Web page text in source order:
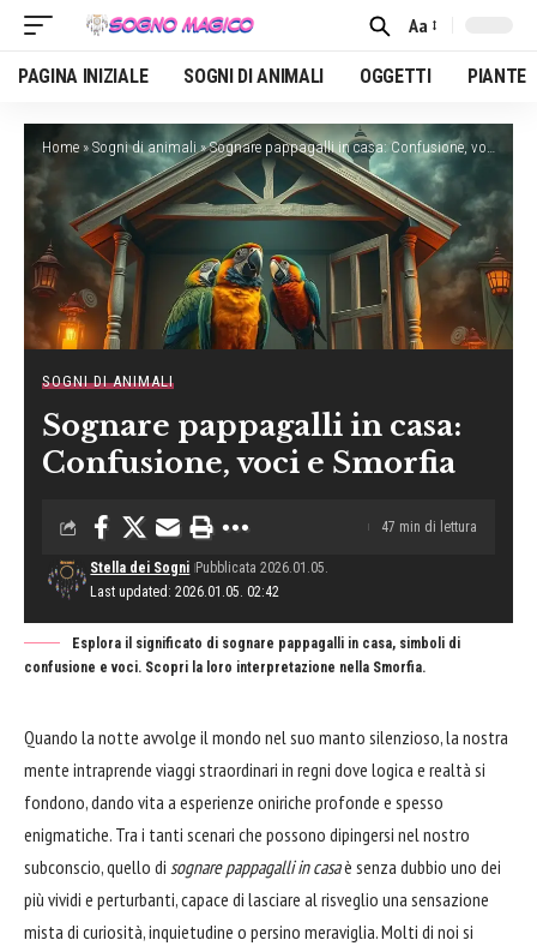
Font
Resizer
Aa
PAGINA INIZIALE SOGNI DI ANIMALI OGGETTI PIANTE
Home » Sogni di animali»Sognare pappagalli in casa: Confusione, voci e Smorfia
SOGNI DI ANIMALI
Sognare pappagalli in casa:
Confusione, voci e Smorfia
Last updated: 2026.01.05. 02:42
Stella dei Sogni Pubblicata 2026.01.05.
47 min di lettura
Esplora il significato di sognare pappagalli in casa, simboli di
confusione e voci. Scopri la loro interpretazione nella Smorfia.
Quando la notte avvolge il mondo nel suo manto silenzioso, la nostra
mente intraprende viaggi straordinari in regni dove logica e realtà si
fondono, dando vita a esperienze oniriche profonde e spesso
enigmatiche. Tra i tanti scenari che possono dipingersi nel nostro
subconscio, quello di sognare pappagalli in casaè senza dubbio uno dei
più vividi e perturbanti, capace di lasciare al risveglio una sensazione
mista di curiosità, inquietudine o persino meraviglia. Molti di noi si